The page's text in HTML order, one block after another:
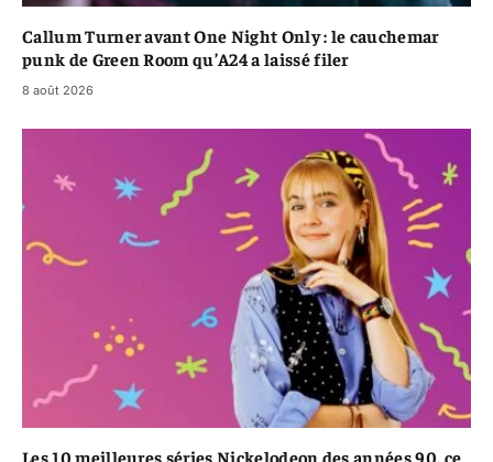
Callum Turner avant One Night Only : le cauchemar
punk de Green Room qu’A24 a laissé filer
8 août 2026
Les 10 meilleures séries Nickelodeon des années 90, ce